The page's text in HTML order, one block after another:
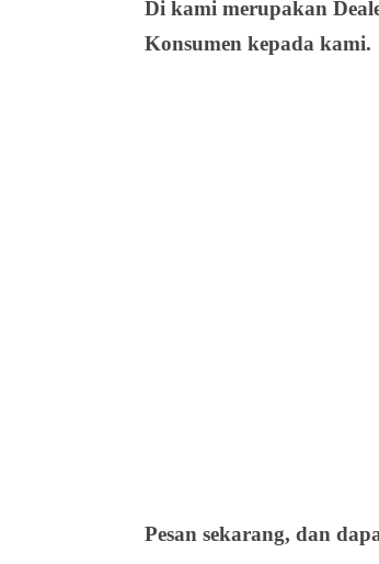
Di kami merupakan
Konsumen kepada kami.
Pesan sekarang, dan